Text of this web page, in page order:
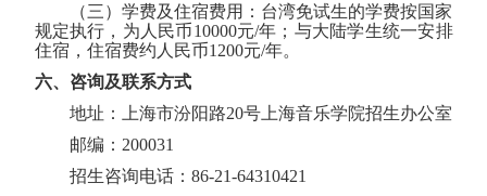
（三）学费及住宿费用：台湾免试生的学费按国家
规定执行，为人民币10000元/年；与大陆学生统一安排
住宿，住宿费约人民币1200元/年。
六、咨询及联系方式
地址：上海市汾阳路20号上海音乐学院招生办公室
邮编： 200031
招生咨询电话： 86-21-64310421